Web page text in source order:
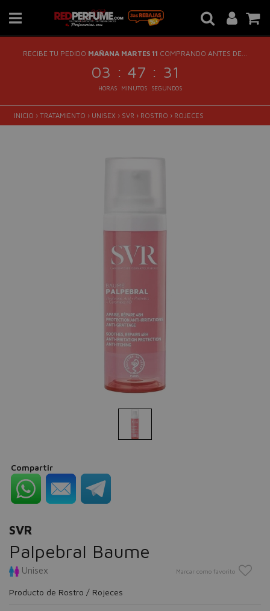
RECIBE TU PEDIDO MAÑANA MARTES 11 COMPRANDO ANTES DE...
03 : 47 : 31
HORAS MINUTOS SEGUNDOS
INICIO › TRATAMIENTO › UNISEX › SVR › ROSTRO › ROJECES
Compartir
SVR
Palpebral Baume
Unisex Marcar como favorito
Producto de Rostro / Rojeces